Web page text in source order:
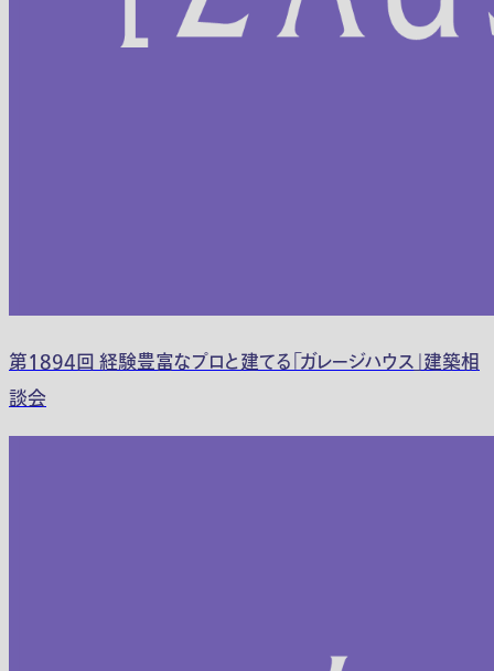
第1894回 経験豊富なプロと建てる「ガレージハウス」建築相
談会